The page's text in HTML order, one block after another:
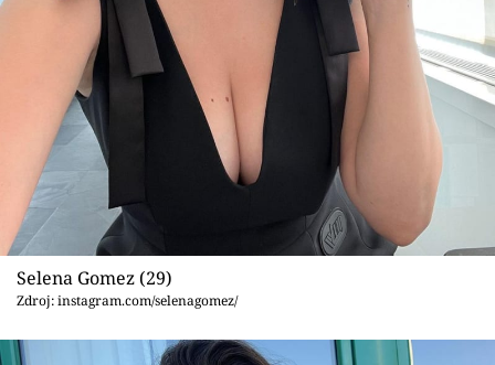
Videa
Sledujte prima+
Přihlášení
Sledujte nás
Selena Gomez (29)
Zdroj: instagram.com/selenagomez/